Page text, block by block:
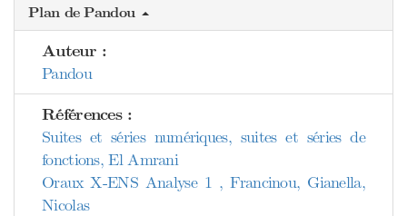
Plan de Pandou
Auteur :
Pandou
Références :
Suites et séries numériques, suites et séries de
fonctions, El Amrani
Oraux X-ENS Analyse 1 , Francinou, Gianella,
Nicolas